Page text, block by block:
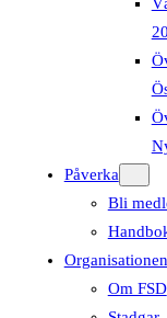
Påverka
Bli
Organisationen
Om FSD